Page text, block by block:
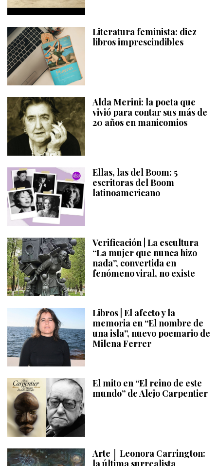
Literatura feminista: diez
libros imprescindibles
Alda Merini: la poeta que
vivió para contar sus más de
20 años en manicomios
Ellas, las del Boom: 5
escritoras del Boom
latinoamericano
Verificación | La escultura
“La mujer que nunca hizo
nada”, convertida en
fenómeno viral, no existe
Libros | El afecto y la
memoria en “El nombre de
una isla”, nuevo poemario de
Milena Ferrer
El mito en “El reino de este
mundo” de Alejo Carpentier
Arte │ Leonora Carrington:
la última surrealista